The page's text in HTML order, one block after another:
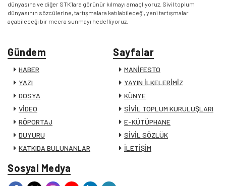
dünyasına ve diğer STK’lara görünür kılmayı amaçlıyoruz. Sivil toplum
dünyasının sözcülerine, tartışmalara katılabileceği, yeni tartışmalar
açabileceği bir mecra sunmayı hedefliyoruz.
Gündem
HABER
YAZI
DOSYA
VİDEO
RÖPORTAJ
DUYURU
KATKIDA BULUNANLAR
Sayfalar
MANİFESTO
YAYIN İLKELERİMİZ
KÜNYE
SİVİL TOPLUM KURULUŞLARI
E-KÜTÜPHANE
SİVİL SÖZLÜK
İLETİŞİM
Sosyal Medya